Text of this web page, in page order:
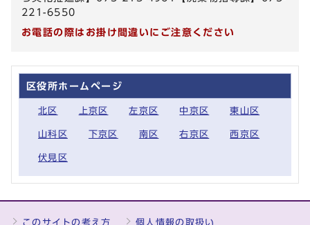
221-6550
お電話の際はお掛け間違いにご注意ください
区役所ホームページ
北区 上京区 左京区 中京区 東山区
山科区 下京区 南区 右京区 西京区
伏見区
このサイトの考え方 個人情報の取扱い